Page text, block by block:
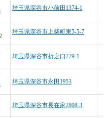
埼玉県深谷市小前田1374-1
埼玉県深谷市上柴町東5-5-7
埼玉県深谷市折之口779-1
埼玉県深谷市永田1953
埼玉県深谷市長在家2808-3